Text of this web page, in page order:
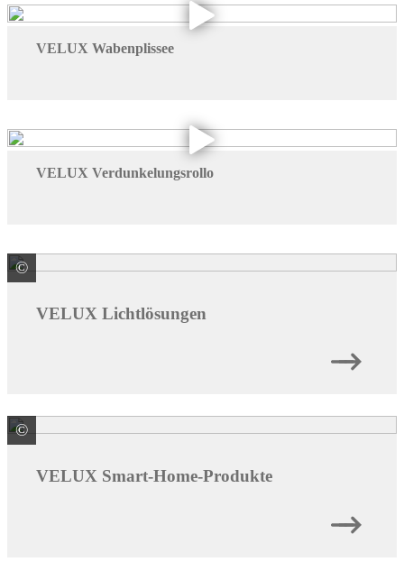
VELUX Wabenplissee
VELUX Verdunkelungsrollo
© VELUX Deutschland GmbH
VELUX Lichtlösungen
© VELUX Deutschland GmbH
VELUX Smart-Home-Produkte